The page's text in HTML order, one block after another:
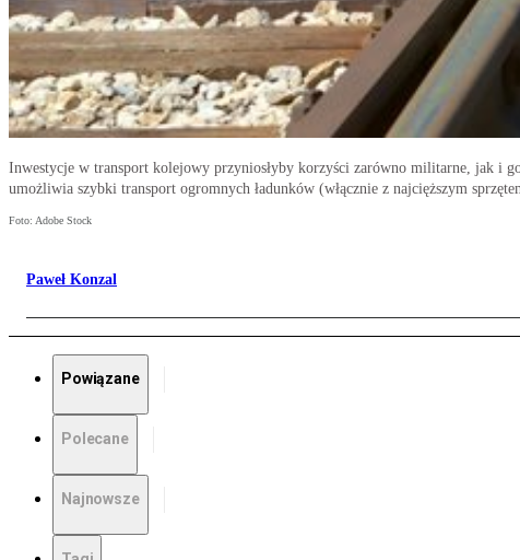
Inwestycje w transport kolejowy przyniosłyby korzyści zarówno militarne, jak i
umożliwia szybki transport ogromnych ładunków (włącznie z najcięższym
Foto: Adobe Stock
Paweł Konzal
Powiązane
Polecane
Najnowsze